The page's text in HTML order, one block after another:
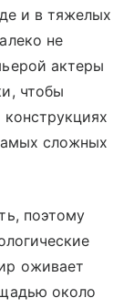
и в тяжелых
не
актеры
чтобы
сложных
поэтому
оживает
около